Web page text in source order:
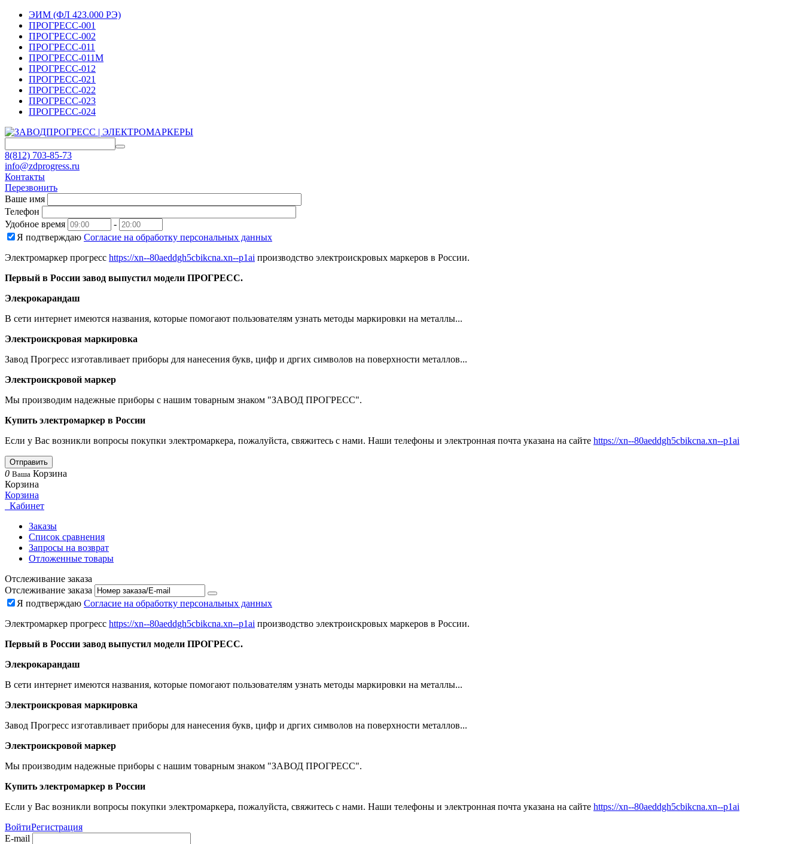
ЭИМ (ФЛ 42З.000 РЭ)
ПРОГРЕСС-001
ПРОГРЕСС-002
ПРОГРЕСС-011
ПРОГРЕСС-011М
ПРОГРЕСС-012
ПРОГРЕСС-021
ПРОГРЕСС-022
ПРОГРЕСС-023
ПРОГРЕСС-024
8(812) 703-85-73
info@zdprogress.ru
Контакты
Перезвонить
Ваше имя
Телефон
Удобное время
-
Я подтверждаю Согласие на обработку персональных данных
Электромаркер прогресс https://xn--80aeddgh5cbikcna.xn--p1ai производство электроискровых маркеров в России.
Первый в России завод выпустил модели ПРОГРЕСС.
Элекрокарандаш
В сети интернет имеются названия, которые помогают пользователям узнать методы маркировки на металлы...
Электроискровая маркировка
Завод Прогресс изготавливает приборы для нанесения букв, цифр и дргих символов на поверхности металлов...
Электроискровой маркер
Мы производим надежные приборы с нашим товарным знаком "ЗАВОД ПРОГРЕСС".
Купить электромаркер в России
Если у Вас возникли вопросы покупки электромаркера, пожалуйста, свяжитесь с нами. Наши телефоны и электронная почта указана на сайте https://xn--80aeddgh5cbikcna.xn--p1ai
Отправить
0 Ваша Корзина
Корзина
Корзина
Кабинет
Заказы
Список сравнения
Запросы на возврат
Отложенные товары
Отслеживание заказа
Отслеживание заказа
Я подтверждаю Согласие на обработку персональных данных
Электромаркер прогресс https://xn--80aeddgh5cbikcna.xn--p1ai производство электроискровых маркеров в России.
Первый в России завод выпустил модели ПРОГРЕСС.
Элекрокарандаш
В сети интернет имеются названия, которые помогают пользователям узнать методы маркировки на металлы...
Электроискровая маркировка
Завод Прогресс изготавливает приборы для нанесения букв, цифр и дргих символов на поверхности металлов...
Электроискровой маркер
Мы производим надежные приборы с нашим товарным знаком "ЗАВОД ПРОГРЕСС".
Купить электромаркер в России
Если у Вас возникли вопросы покупки электромаркера, пожалуйста, свяжитесь с нами. Наши телефоны и электронная почта указана на сайте https://xn--80aeddgh5cbikcna.xn--p1ai
ВойтиРегистрация
E-mail